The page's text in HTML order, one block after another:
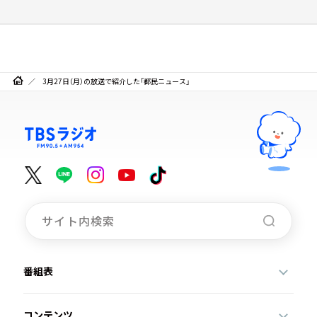
3月27日（月）の放送で紹介した「都民ニュース」
番組表